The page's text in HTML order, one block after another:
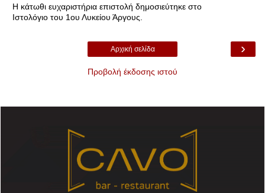
Η κάτωθι ευχαριστήρια επιστολή δημοσιεύτηκε στο
Ιστολόγιο του 1ου Λυκείου Άργους.
›
Αρχική σελίδα
Προβολή έκδοσης ιστού